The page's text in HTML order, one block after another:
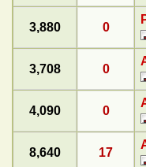
0
3,880
0
3,708
0
4,090
17
8,640